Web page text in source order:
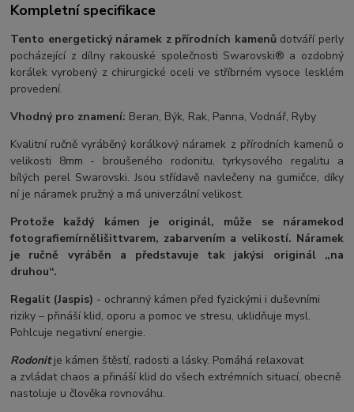
Kompletní specifikace
Tento energetický náramek z přírodních kamenů dotváří perly
pocházející z dílny rakouské společnosti Swarovski® a ozdobný
korálek vyrobený z chirurgické oceli ve stříbrném vysoce lesklém
provedení.
Vhodný pro znamení: Beran, Býk, Rak, Panna, Vodnář, Ryby
Kvalitní ručně vyráběný korálkový náramek z přírodních kamenů o
velikosti 8mm - broušeného rodonitu, tyrkysového regalitu a
bílých perel Swarovski. Jsou střídavě navlečeny na gumičce, díky
ní je náramek pružný a má univerzální velikost.
Protože každý kámen je originál, může se náramekod
fotografiemírnělišittvarem, zabarvením a velikostí. Náramek
je ručně vyráběn a představuje tak jakýsi originál „na
druhou“.
Regalit (Jaspis) - ochranný kámen před fyzickými i duševními
riziky – přináší klid, oporu a pomoc ve stresu, uklidňuje mysl.
Pohlcuje negativní energie.
Rodonitje kámen štěstí, radosti a lásky. Pomáhá relaxovat
a zvládat chaos a přináší klid do všech extrémních situací, obecně
nastoluje u člověka rovnováhu.